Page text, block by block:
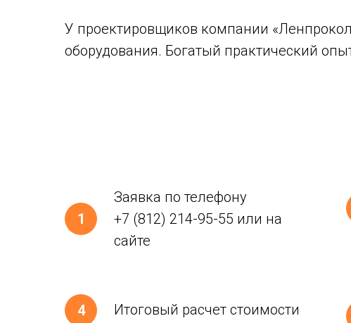
У проектировщиков компании
оборудования. Богатый практический
Заявка по телефону
+7 (812) 214-95-55 или на
сайте
Итоговый расчет стоимости